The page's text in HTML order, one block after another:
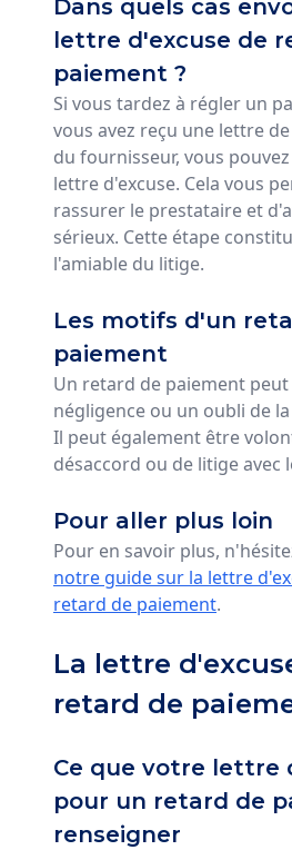
Dans quels cas
lettre d'excuse de
paiement ?
Si vous tardez à régler un
vous avez reçu une lettre
du fournisseur, vous
lettre d'excuse. Cela vous
rassurer le prestataire et
sérieux. Cette étape
l'amiable du litige.
Les motifs d'un
paiement
Un retard de paiement
négligence ou un oubli de
Il peut également être
désaccord ou de litige avec
Pour aller plus loin
Pour en savoir plus,
notre guide sur la lettre
retard de paiement.
La lettre
retard de
Ce que votre lettre
pour un retard de
renseigner